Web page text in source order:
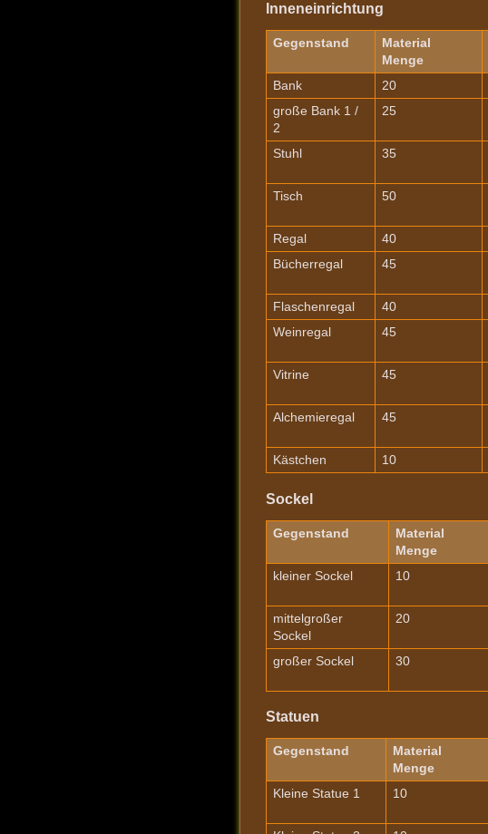
Inneneinrichtung
Gegenstand
Material
Menge
Bank 20
große Bank 1 /
2
25
Stuhl
35
Tisch
50
Regal
40
Bücherregal
45
Flaschenregal
40
Weinregal
45
Vitrine
45
Alchemieregal
45
Kästchen
10
Sockel
Gegenstand
Material
Menge
kleiner Sockel 10
mittelgroßer
Sockel
20
großer Sockel
30
Statuen
Gegenstand
Material
Menge
Kleine Statue 1 10